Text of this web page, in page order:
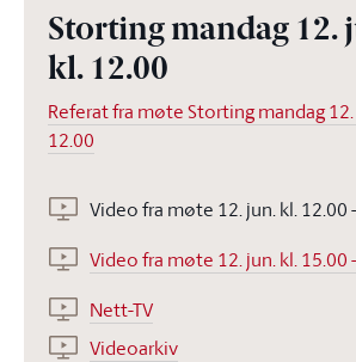
Storting mandag 12.
kl. 12.00
Referat fra møte Storting mandag
12.00
Video fra møte 12. jun. kl. 12.00
Video fra møte 12. jun. kl. 15.00
Nett-TV
Videoarkiv